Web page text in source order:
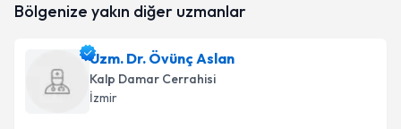
bilgilendireceğiz.
E-posta Adresiniz
Bölgenize yakın diğer uzmanlar
Uzm. Dr. Övünç Aslan
Kalp Damar Cerrahisi
İzmir